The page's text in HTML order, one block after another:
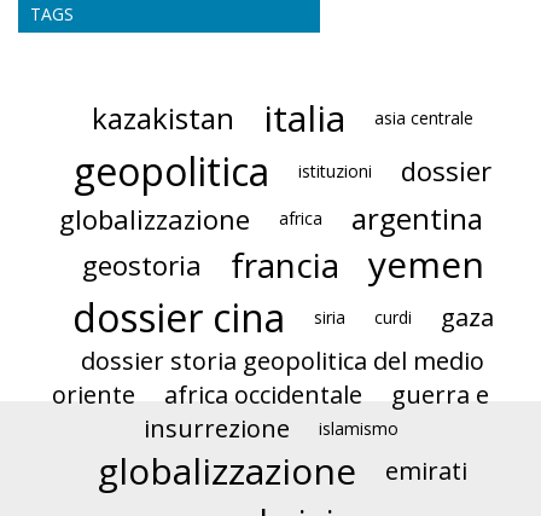
TAGS
kazakistan italia asia centrale
geopolitica istituzioni
dossier
globalizzazione
africa argentina
geostoria francia yemen
dossier cina siria curdi
gaza
dossier storia geopolitica del medio
oriente
africa occidentale
guerra e
insurrezione
islamismo
globalizzazione emirati